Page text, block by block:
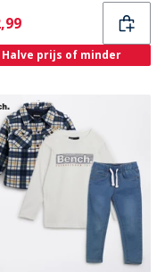
Halve prijs of minder